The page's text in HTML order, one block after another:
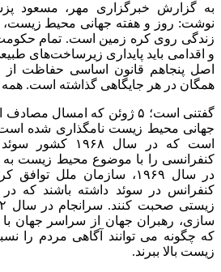
به گزارش خبرگزاری مهر، مسعود
نوشت: روز و هفته جهانی محیط زیست،
زندگی روی کره زمین است. تمام
و اقدامی باید پایداری زیرساخت‌های
اصل پنجاهم قانون اساسی حفاظت
همگان در هر جایگاهی گذاشته است. همه
جهانی محیط زیست نامگذاری شده است.
است که در سال
کنفرانسی را با موضوع محیط زیست به
کنفرانس در سوئد داشته باشند که
سازی، رهبران جهان از سراسر جهان
که چگونه می توانند آگاهی مردم را
زیست بالا ببرند.